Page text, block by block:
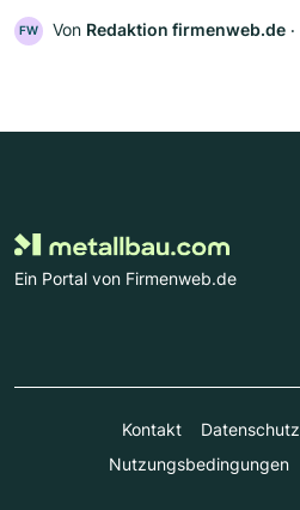
FW Von Redaktion firmenweb.de ‧
Ein Portal von Firmenweb.de
Kontakt Datenschutz
Nutzungsbedingungen